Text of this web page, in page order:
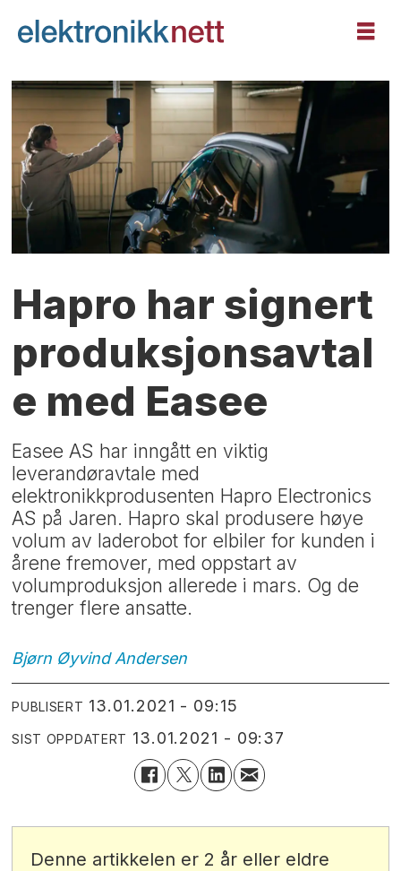
Hapro har signert
produksjonsavtal
e med Easee
Easee AS har inngått en viktig
leverandøravtale med
elektronikkprodusenten Hapro Electronics
AS på Jaren. Hapro skal produsere høye
volum av laderobot for elbiler for kunden i
årene fremover, med oppstart av
volumproduksjon allerede i mars. Og de
trenger flere ansatte.
Bjørn Øyvind Andersen
PUBLISERT 13.01.2021 - 09:15
SIST OPPDATERT 13.01.2021 - 09:37
Denne artikkelen er 2 år eller eldre